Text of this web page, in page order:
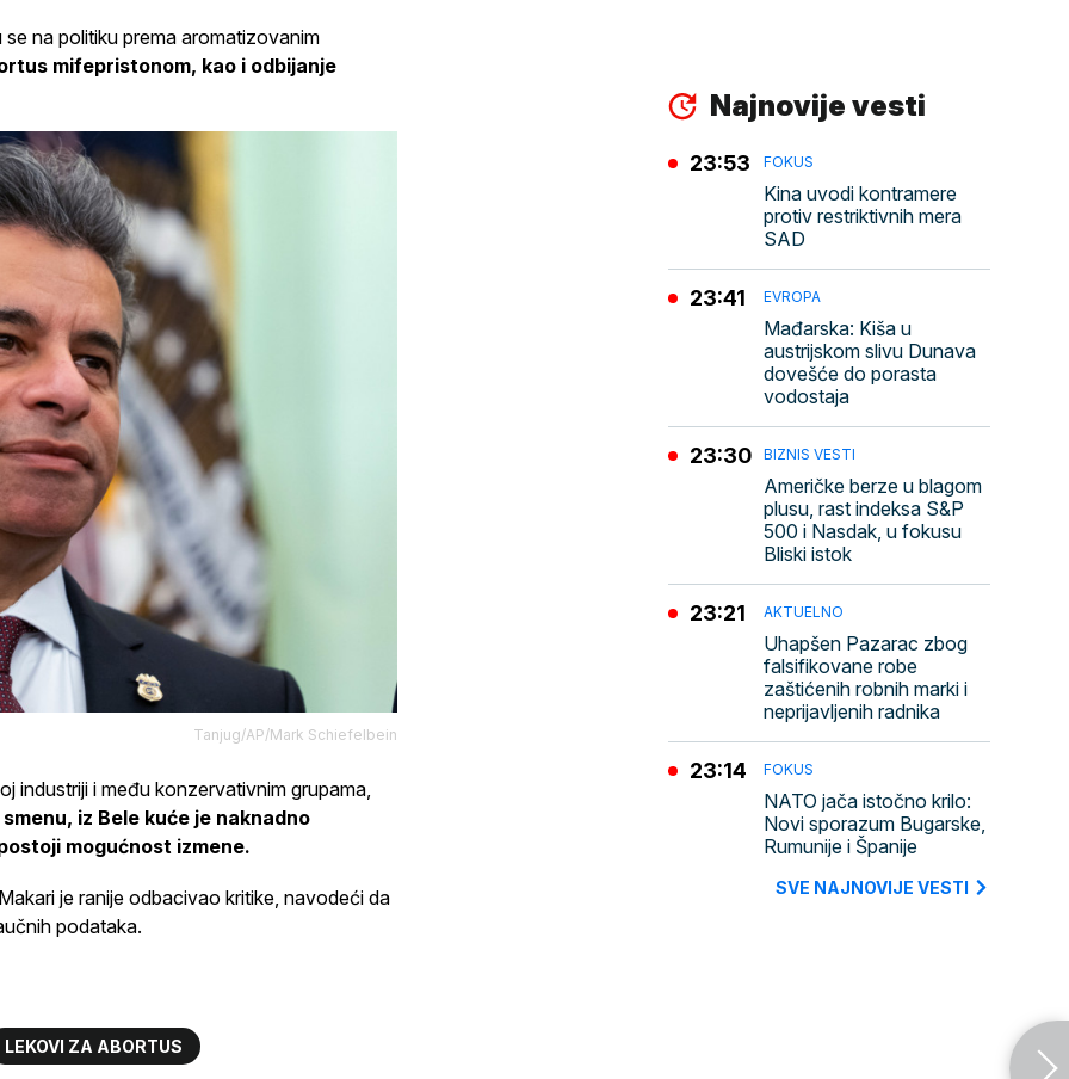
se na politiku prema aromatizovanim
mifepristonom, kao i odbijanje
Tanjug/AP/Mark Schiefelbein
industriji i među konzervativnim grupama,
iz Bele kuće je naknadno
mogućnost izmene.
je ranije odbacivao kritike, navodeći da
podataka.
LEKOVI ZA ABORTUS
Najnovije vesti
FOKUS
Kina uvodi kontramere
protiv restriktivnih mera
SAD
23:53
EVROPA
Mađarska: Kiša u
austrijskom slivu Dunava
dovešće do porasta
vodostaja
23:41
BIZNIS VESTI
Američke berze u blagom
plusu, rast indeksa S&P
500 i Nasdak, u fokusu
Bliski istok
23:30
AKTUELNO
Uhapšen Pazarac zbog
falsifikovane robe
zaštićenih robnih marki i
neprijavljenih radnika
23:21
FOKUS
NATO jača istočno krilo:
Novi sporazum Bugarske,
Rumunije i Španije
23:14
SVE NAJNOVIJE VESTI